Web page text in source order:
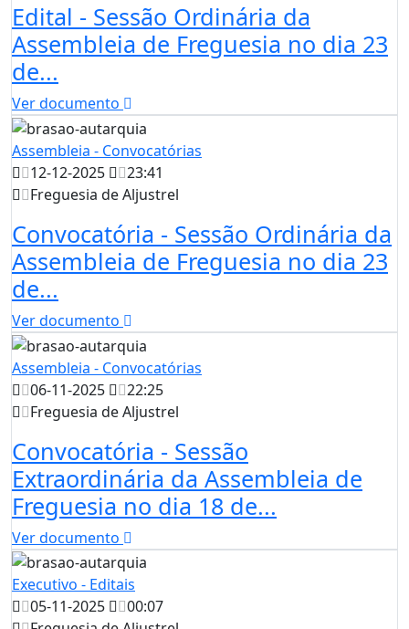
Edital - Sessão Ordinária da
Assembleia de Freguesia no dia 23
de...
Ver documento
Assembleia - Convocatórias
12-12-2025
23:41
Freguesia de Aljustrel
Convocatória - Sessão Ordinária da
Assembleia de Freguesia no dia 23
de...
Ver documento
Assembleia - Convocatórias
06-11-2025
22:25
Freguesia de Aljustrel
Convocatória - Sessão
Extraordinária da Assembleia de
Freguesia no dia 18 de...
Ver documento
Executivo - Editais
05-11-2025
00:07